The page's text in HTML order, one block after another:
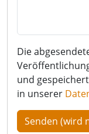
Die
und
in unserer